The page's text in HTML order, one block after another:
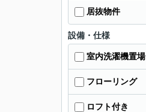
居抜物件
設備・仕様
室内洗濯機置場
フローリング
ロフト付き